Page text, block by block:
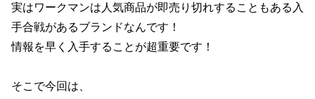
実はワークマンは人気商品が即売り切れすることもある入
手合戦があるブランドなんです！
情報を早く入手することが超重要です！
そこで今回は、